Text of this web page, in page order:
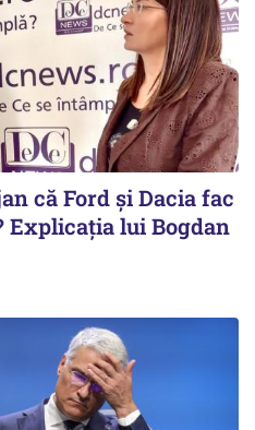
că Ford și Dacia fac
Explicația lui Bogdan